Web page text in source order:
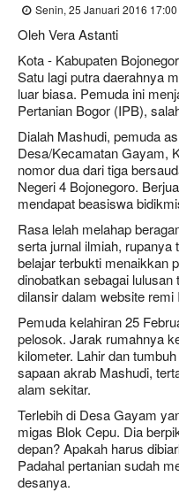
Senin, 25 Januari 2016 17:00
Oleh Vera Astanti
Kota - Kabupaten
Satu lagi putra daerahnya
luar biasa. Pemuda ini
Pertanian Bogor (IPB),
Dialah Mashudi, pemuda
Desa/Kecamatan Gayam,
nomor dua dari tiga
Negeri 4 Bojonegoro.
mendapat beasiswa
Rasa lelah melahap
serta jurnal ilmiah, rupanya
belajar terbukti menaikkan
dinobatkan sebagai
dilansir dalam website remi
Pemuda kelahiran 25
pelosok. Jarak rumahnya
kilometer. Lahir dan
sapaan akrab Mashudi,
alam sekitar.
Terlebih di Desa Gayam
migas Blok Cepu. Dia
depan? Apakah harus
Padahal pertanian sudah
desanya.